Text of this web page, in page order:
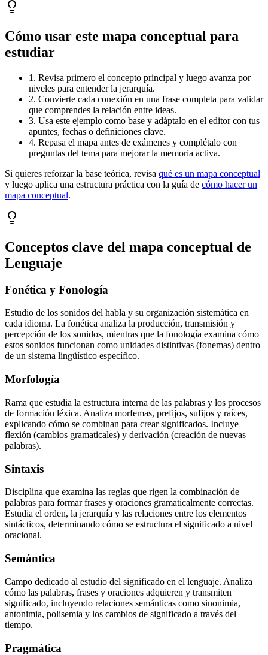
Cómo usar este mapa conceptual para
estudiar
1. Revisa primero el concepto principal y luego avanza por
niveles para entender la jerarquía.
2. Convierte cada conexión en una frase completa para validar
que comprendes la relación entre ideas.
3. Usa este ejemplo como base y adáptalo en el editor con tus
apuntes, fechas o definiciones clave.
4. Repasa el mapa antes de exámenes y complétalo con
preguntas del tema para mejorar la memoria activa.
Si quieres reforzar la base teórica, revisa qué es un mapa conceptual
y luego aplica una estructura práctica con la guía de cómo hacer un
mapa conceptual.
Conceptos clave del mapa conceptual de
Lenguaje
Fonética y Fonología
Estudio de los sonidos del habla y su organización sistemática en
cada idioma. La fonética analiza la producción, transmisión y
percepción de los sonidos, mientras que la fonología examina cómo
estos sonidos funcionan como unidades distintivas (fonemas) dentro
de un sistema lingüístico específico.
Morfología
Rama que estudia la estructura interna de las palabras y los procesos
de formación léxica. Analiza morfemas, prefijos, sufijos y raíces,
explicando cómo se combinan para crear significados. Incluye
flexión (cambios gramaticales) y derivación (creación de nuevas
palabras).
Sintaxis
Disciplina que examina las reglas que rigen la combinación de
palabras para formar frases y oraciones gramaticalmente correctas.
Estudia el orden, la jerarquía y las relaciones entre los elementos
sintácticos, determinando cómo se estructura el significado a nivel
oracional.
Semántica
Campo dedicado al estudio del significado en el lenguaje. Analiza
cómo las palabras, frases y oraciones adquieren y transmiten
significado, incluyendo relaciones semánticas como sinonimia,
antonimia, polisemia y los cambios de significado a través del
tiempo.
Pragmática